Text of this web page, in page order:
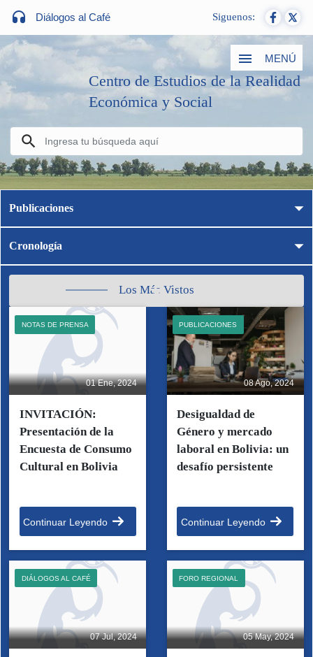
Diálogos al Café Siguenos:
MENÚ
Centro de Estudios de la Realidad
Económica y Social
Publicaciones
Cronología
Los Más Vistos
01 Ene, 2024
NOTAS DE PRENSA
INVITACIÓN:
Presentación de la
Encuesta de Consumo
Cultural en Bolivia
Continuar Leyendo
08 Ago, 2024
PUBLICACIONES
Desigualdad de
Género y mercado
laboral en Bolivia: un
desafío persistente
Continuar Leyendo
07 Jul, 2024
DIÁLOGOS AL CAFÉ
05 May, 2024
FORO REGIONAL